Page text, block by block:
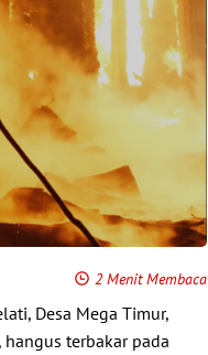
2 Menit Membaca
Desa Mega Timur,
terbakar pada